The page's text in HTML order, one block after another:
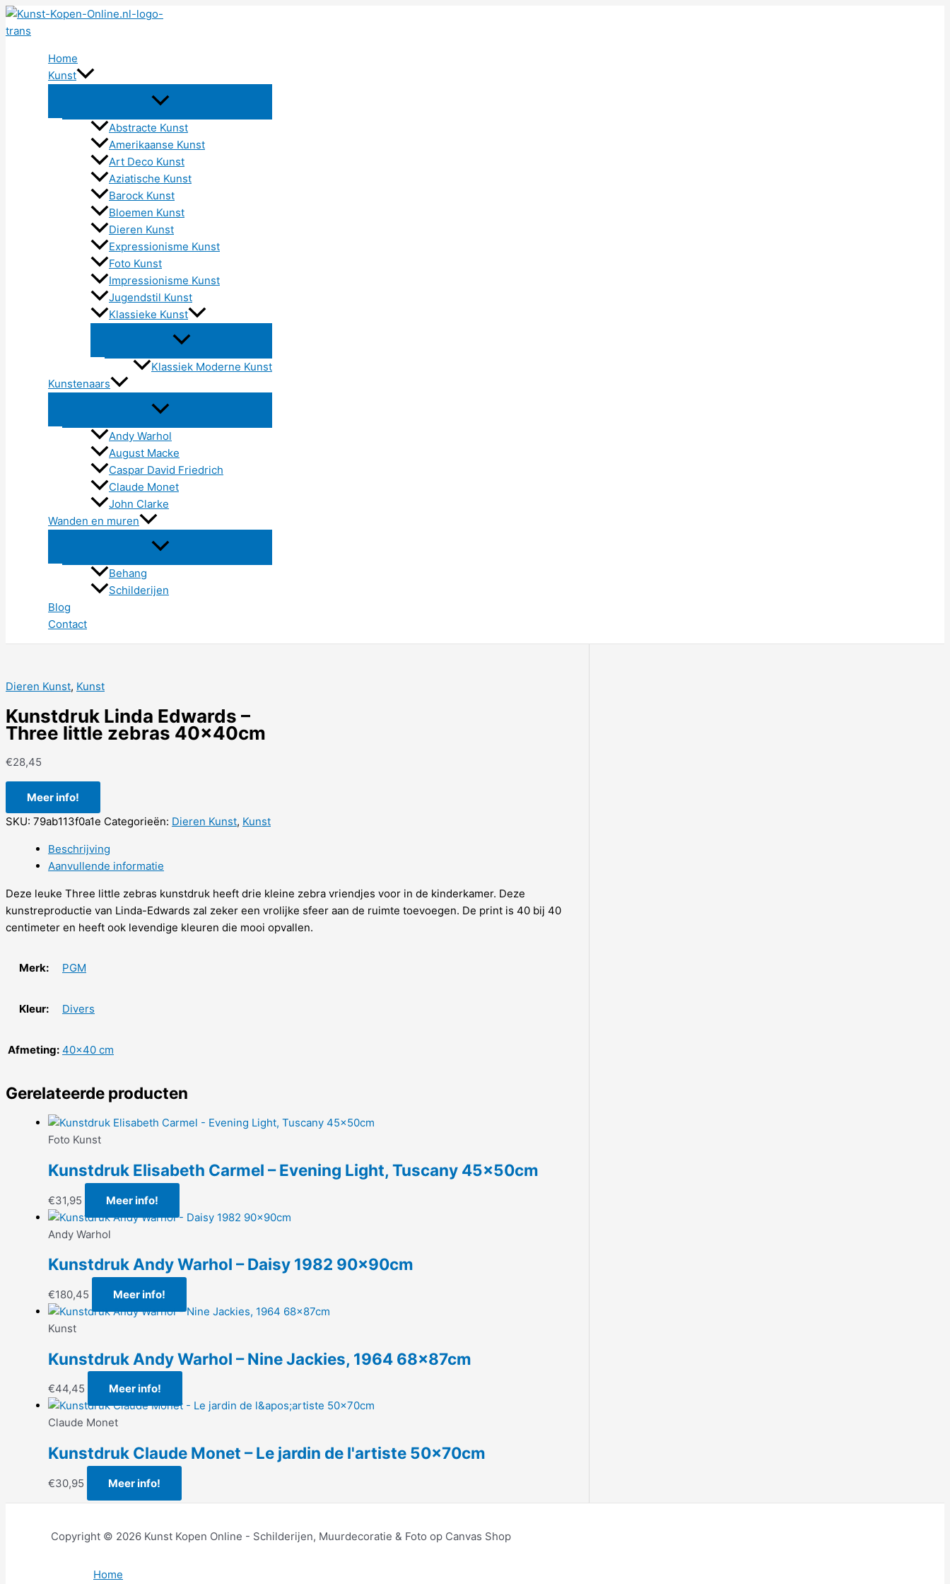
Ga
naar
Home
Kunst
Abstracte Kunst
Amerikaanse Kunst
Art Deco Kunst
Aziatische Kunst
Barock Kunst
Bloemen Kunst
Dieren Kunst
Expressionisme Kunst
Foto Kunst
Impressionisme Kunst
Jugendstil Kunst
Klassieke Kunst
Klassiek Moderne Kunst
Kunstenaars
Andy Warhol
August Macke
Caspar David Friedrich
Claude Monet
John Clarke
Wanden en muren
Behang
Schilderijen
Blog
Contact
Dieren Kunst, Kunst
Kunstdruk Linda Edwards –
Three little zebras 40x40cm
€28,45
Meer info!
SKU: 79ab113f0a1e Categorieën: Dieren Kunst, Kunst
Beschrijving
Aanvullende informatie
Deze leuke Three little zebras kunstdruk heeft drie kleine zebra vriendjes voor in de kinderkamer. Deze
kunstreproductie van Linda-Edwards zal zeker een vrolijke sfeer aan de ruimte toevoegen. De print is 40 bij 40
centimeter en heeft ook levendige kleuren die mooi opvallen.
Merk: PGM
Kleur: Divers
Afmeting: 40×40 cm
Gerelateerde producten
Foto Kunst
Kunstdruk Elisabeth Carmel – Evening Light, Tuscany 45x50cm
€31,95 Meer info!
Andy Warhol
Kunstdruk Andy Warhol – Daisy 1982 90x90cm
€180,45 Meer info!
Kunst
Kunstdruk Andy Warhol – Nine Jackies, 1964 68x87cm
€44,45 Meer info!
Claude Monet
Kunstdruk Claude Monet – Le jardin de l'artiste 50x70cm
€30,95 Meer info!
Copyright © 2026 Kunst Kopen Online - Schilderijen, Muurdecoratie & Foto op Canvas Shop
Home